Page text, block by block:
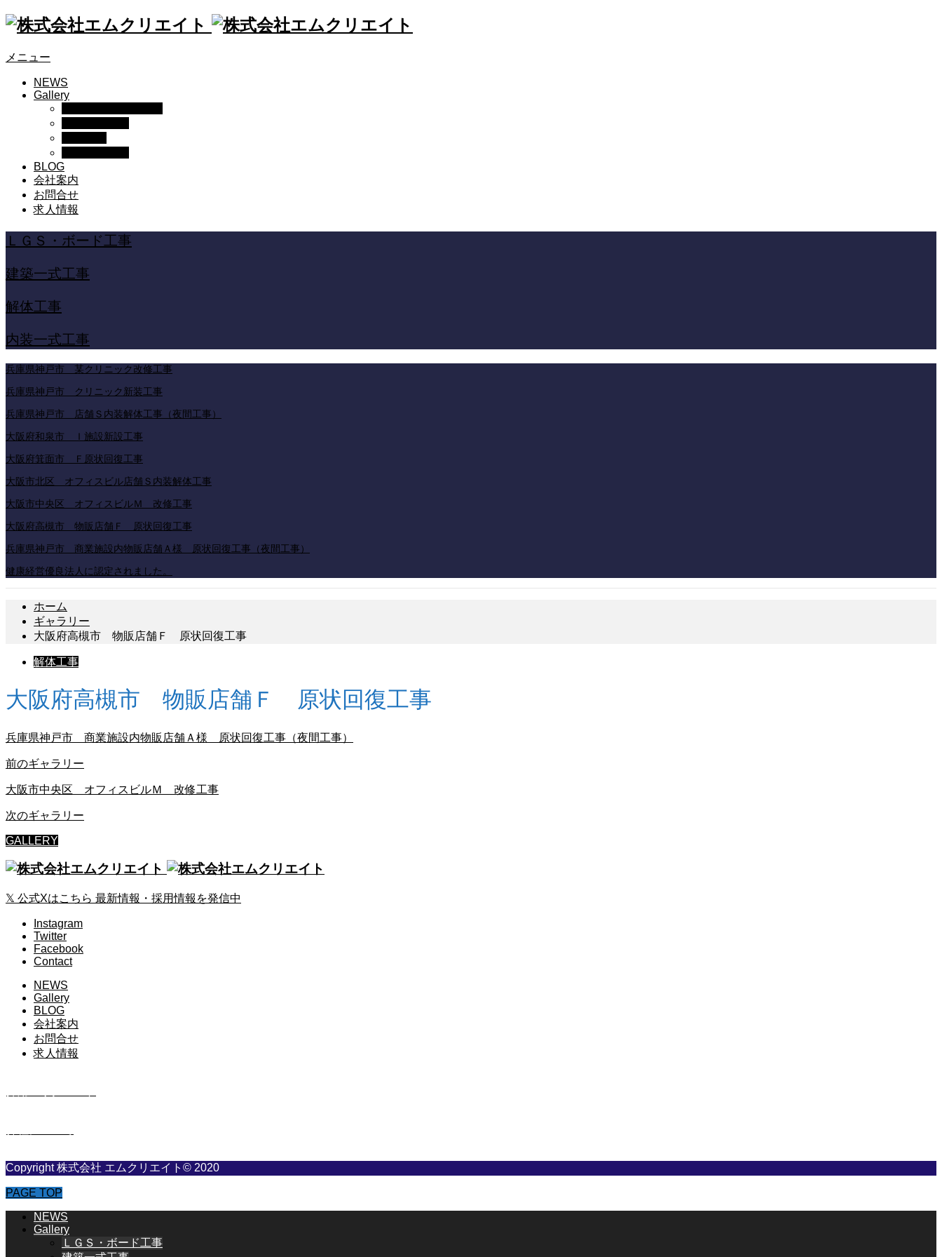
メニュー
NEWS
Gallery
BLOG
会社案内
お問合せ
求人情報
ＬＧＳ・ボード工事
建築一式工事
解体工事
内装一式工事
兵庫県神戸市 某クリニック改修工事
兵庫県神戸市 クリニック新装工事
兵庫県神戸市 店舗Ｓ内装解体工事（夜間工事）
大阪府和泉市 Ｉ施設新設工事
大阪府箕面市 Ｆ原状回復工事
大阪市北区 オフィスビル店舗Ｓ内装解体工事
大阪市中央区 オフィスビルＭ 改修工事
大阪府高槻市 物販店舗Ｆ 原状回復工事
兵庫県神戸市 商業施設内物販店舗Ａ様 原状回復工事（夜間工事）
健康経営優良法人に認定されました。
ホーム
ギャラリー
大阪府高槻市 物販店舗Ｆ 原状回復工事
解体工事
大阪府高槻市 物販店舗Ｆ 原状回復工事
兵庫県神戸市 商業施設内物販店舗Ａ様 原状回復工事（夜間工事）
前のギャラリー
大阪市中央区 オフィスビルＭ 改修工事
次のギャラリー
GALLERY
𝕏 公式Xはこちら 最新情報・採用情報を発信中
Instagram
Twitter
Facebook
Contact
NEWS
Gallery
BLOG
会社案内
お問合せ
求人情報
Copyright 株式会社 エムクリエイト© 2020
PAGE TOP
NEWS
Gallery
ＬＧＳ・ボード工事